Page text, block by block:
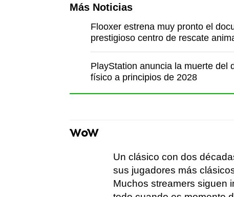
Más Noticias
Flooxer estrena muy pronto el
prestigioso centro de rescate
PlayStation anuncia la muerte del
físico a principios de 2028
WoW
Un clásico con dos
sus jugadores más
Muchos streamers siguen